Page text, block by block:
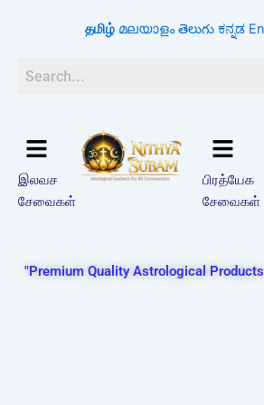
தமிழ் മലയാളം తెలుగు ಕನ್ನಡ
இலவச
சேவைகள்
பிரத்யேக
சேவைகள்
"Premium Quality Astrological